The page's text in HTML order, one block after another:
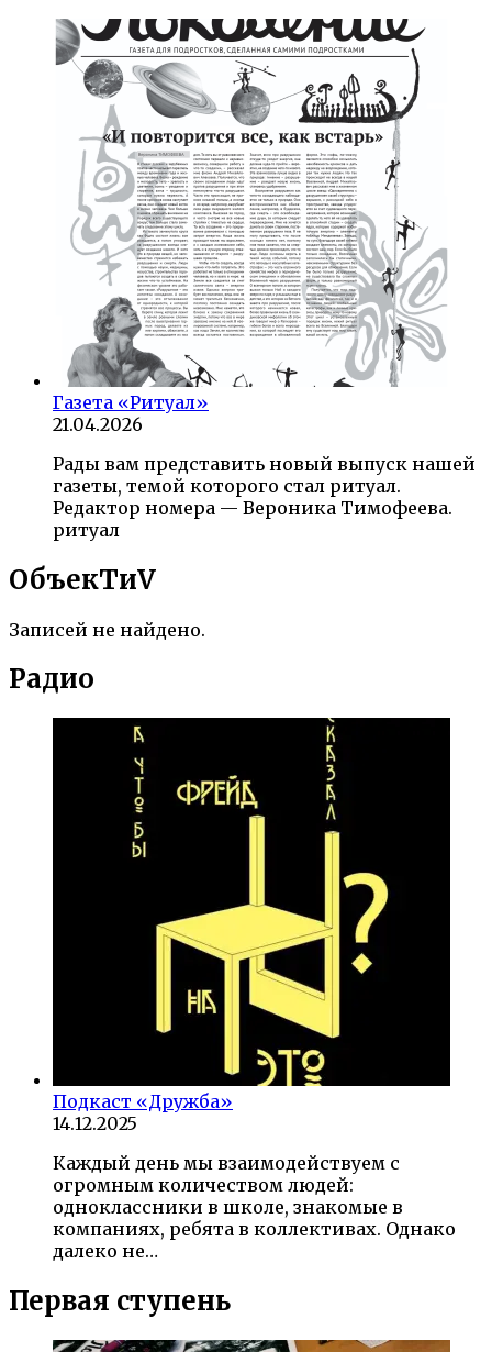
Газета «Ритуал»
21.04.2026
Рады вам представить новый выпуск нашей
газеты, темой которого стал ритуал.
Редактор номера — Вероника Тимофеева.
ритуал
ОбъекTиV
Записей не найдено.
Радио
Подкаст «Дружба»
14.12.2025
Каждый день мы взаимодействуем с
огромным количеством людей:
одноклассники в школе, знакомые в
компаниях, ребята в коллективах. Однако
далеко не…
Первая ступень